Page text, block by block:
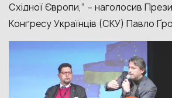
Східної Європи,” – наголосив
Конґресу Українців (СКУ) Павло